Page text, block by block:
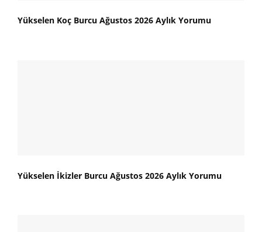
Yükselen Koç Burcu Ağustos 2026 Aylık Yorumu
Yükselen İkizler Burcu Ağustos 2026 Aylık Yorumu